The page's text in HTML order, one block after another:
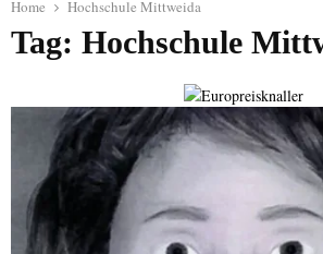
Home Hochschule Mittweida
Tag: Hochschule